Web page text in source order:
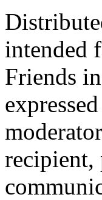
intended
Friends
recipient,